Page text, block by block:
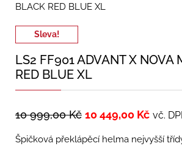
BLACK RED BLUE XL
Sleva!
LS2 FF901 ADVANT X NOVA
RED BLUE XL
10 999,00Kč 10 449,00 Kč vč.
Špičková překlápěcí helma nejvyšší